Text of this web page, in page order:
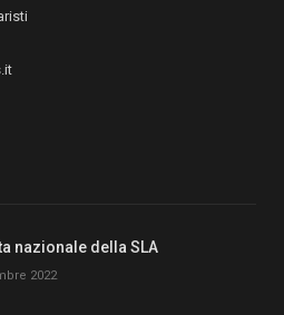
nazionale della SLA
2022